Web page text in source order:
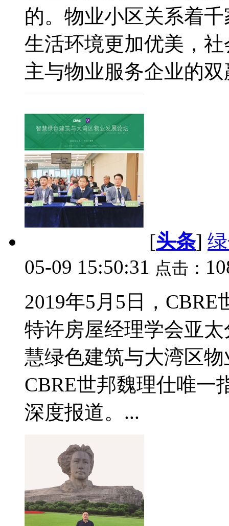
的。物业小区关系着
生活环境更加优美，
主与物业服务企业的双
[头条]
05-09 15:50:31 点击：
2019年5月5日，
特许房屋经理学会亚
慧绿色建筑与大湾区
CBRE世邦魏理仕唯一
深度报道。...